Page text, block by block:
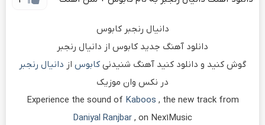
دانیال رنجبر کابوس
دانلود آهنگ جدید کابوس از دانیال رنجبر
گوش کنید و دانلود کنید آهنگ شنیدنی کابوس از دانیال رنجبر
در نکس وان موزیک
Experience the sound of Kaboos , the new track from
Daniyal Ranjbar , on Nex1Music